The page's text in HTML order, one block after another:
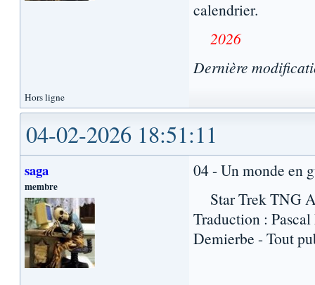
calendrier.
2026
Dernière
Hors ligne
04-02-2026 18:51:11
saga
membre
04 - Un monde en
Star Trek TNG
Traduction :
Demierbe - Tout